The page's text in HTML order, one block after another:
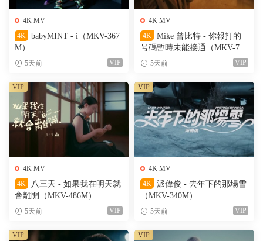
4K MV
4K
babyMINT - i（MKV-367
M）
5天前 VIP
4K MV
4K
Mike 曾比特 - 你報打的
号碼暫時未能接通（MKV-701
M）5天前 VIP
4K MV
4K
八三夭 - 如果我在明天就
會離開（MKV-486M）
5天前 VIP
VIP
4K MV
4K
派偉俊 - 去年下的那場雪
（MKV-340M）
5天前 VIP
VIP
VIP VIP